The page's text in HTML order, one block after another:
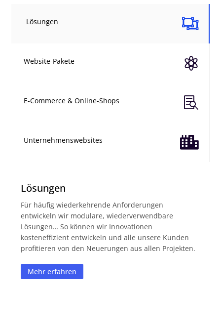

Lösungen

Website-Pakete

E-Commerce & Online-Shops

Unternehmenswebsites
Lösungen
Für häufig wiederkehrende Anforderungen
entwickeln wir modulare, wiederverwendbare
Lösungen… So können wir Innovationen
kosteneffizient entwickeln und alle unsere Kunden
profitieren von den Neuerungen aus allen Projekten.
Mehr erfahren